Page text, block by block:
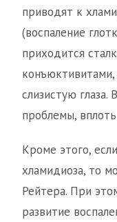
приводят к
(воспаление
приходится
слизистую
проблемы,
Кроме этого,
хламидиоза, то
Рейтера. При
развитие